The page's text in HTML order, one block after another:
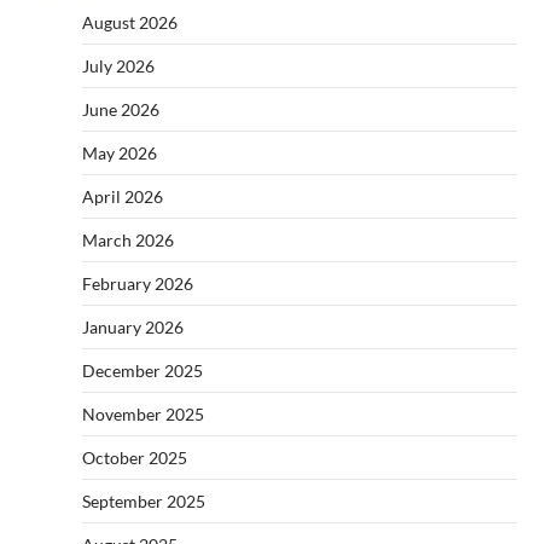
August 2026
July 2026
June 2026
May 2026
April 2026
March 2026
February 2026
January 2026
December 2025
November 2025
October 2025
September 2025